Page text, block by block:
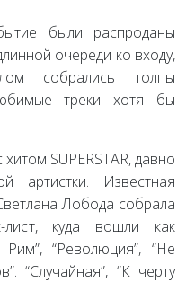
были распроданы
очереди ко входу,
собрались толпы
треки хотя бы
SUPERSTAR, давно
артистки. Известная
Лобода собрала
куда вошли как
“Революция”, “Не
“Случайная”, “К черту